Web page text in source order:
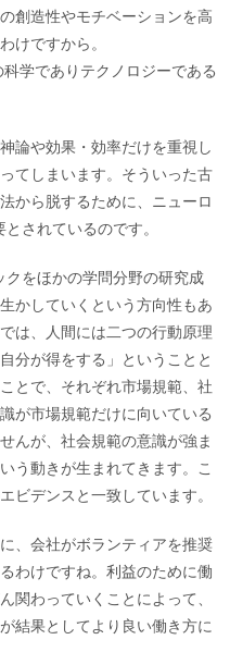
創造性やモチベーションを高
けですから。
学でありテクノロジーである
論や効果・効率だけを重視し
てしまいます。そういった古
から脱するために、ニューロ
されているのです。
クをほかの学問分野の研究成
かしていくという方向性もあ
は、人間には二つの行動原理
分が得をする」ということと
とで、それぞれ市場規範、社
が市場規範だけに向いている
んが、社会規範の意識が強ま
う動きが生まれてきます。こ
ビデンスと一致しています。
、会社がボランティアを推奨
わけですね。利益のために働
関わっていくことによって、
結果としてより良い働き方に